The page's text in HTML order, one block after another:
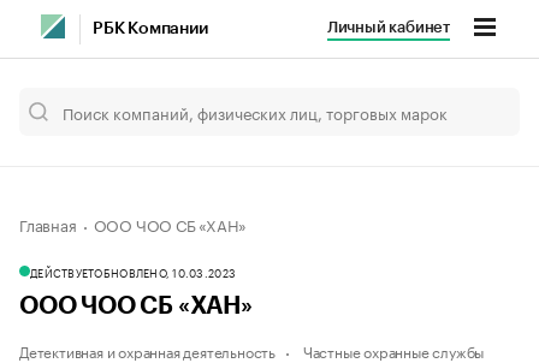
РБК Компании Личный кабинет
Главная ООО ЧОО СБ «ХАН»
ДЕЙСТВУЕТОБНОВЛЕНО, 10.03.2023
ООО ЧОО СБ «ХАН»
Детективная и охранная деятельность Частные охранные службы